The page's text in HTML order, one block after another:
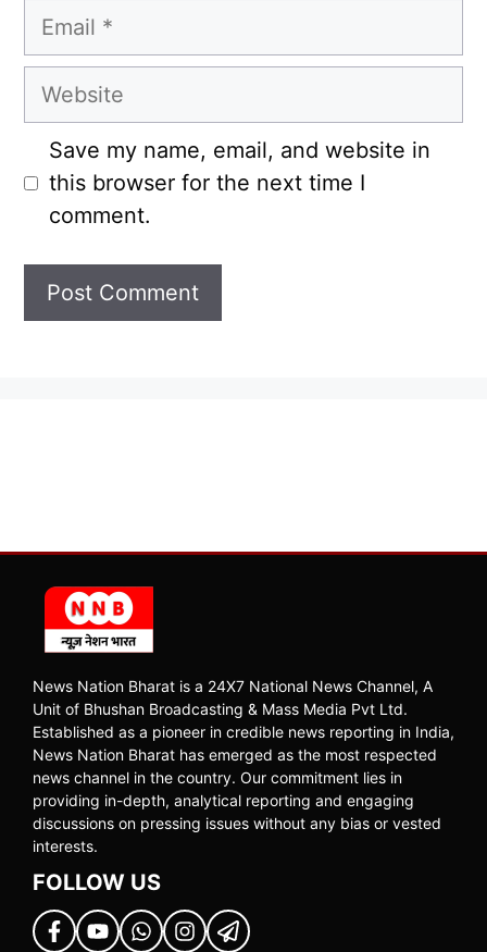
Email
Website
Save my name, email, and website in
this browser for the next time I
comment.
News Nation Bharat is a 24X7 National News Channel, A
Unit of Bhushan Broadcasting & Mass Media Pvt Ltd.
Established as a pioneer in credible news reporting in India,
News Nation Bharat has emerged as the most respected
news channel in the country. Our commitment lies in
providing in-depth, analytical reporting and engaging
discussions on pressing issues without any bias or vested
interests.
FOLLOW US